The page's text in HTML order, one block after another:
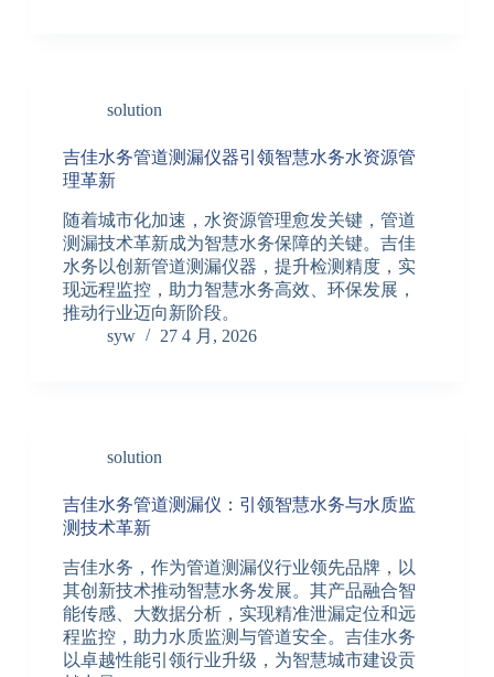
solution
吉佳水务管道测漏仪器引领智慧水务水资源管
理革新
随着城市化加速，水资源管理愈发关键，管道
测漏技术革新成为智慧水务保障的关键。吉佳
水务以创新管道测漏仪器，提升检测精度，实
现远程监控，助力智慧水务高效、环保发展，
推动行业迈向新阶段。
syw
27 4 月, 2026
solution
吉佳水务管道测漏仪：引领智慧水务与水质监
测技术革新
吉佳水务，作为管道测漏仪行业领先品牌，以
其创新技术推动智慧水务发展。其产品融合智
能传感、大数据分析，实现精准泄漏定位和远
程监控，助力水质监测与管道安全。吉佳水务
以卓越性能引领行业升级，为智慧城市建设贡